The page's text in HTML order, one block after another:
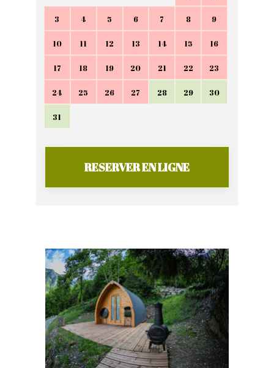
3 4 5 6 7 8 9
10 11 12 13 14 15 16
17 18 19 20 21 22 23
24 25 26 27 28 29 30
31
RESERVER EN LIGNE